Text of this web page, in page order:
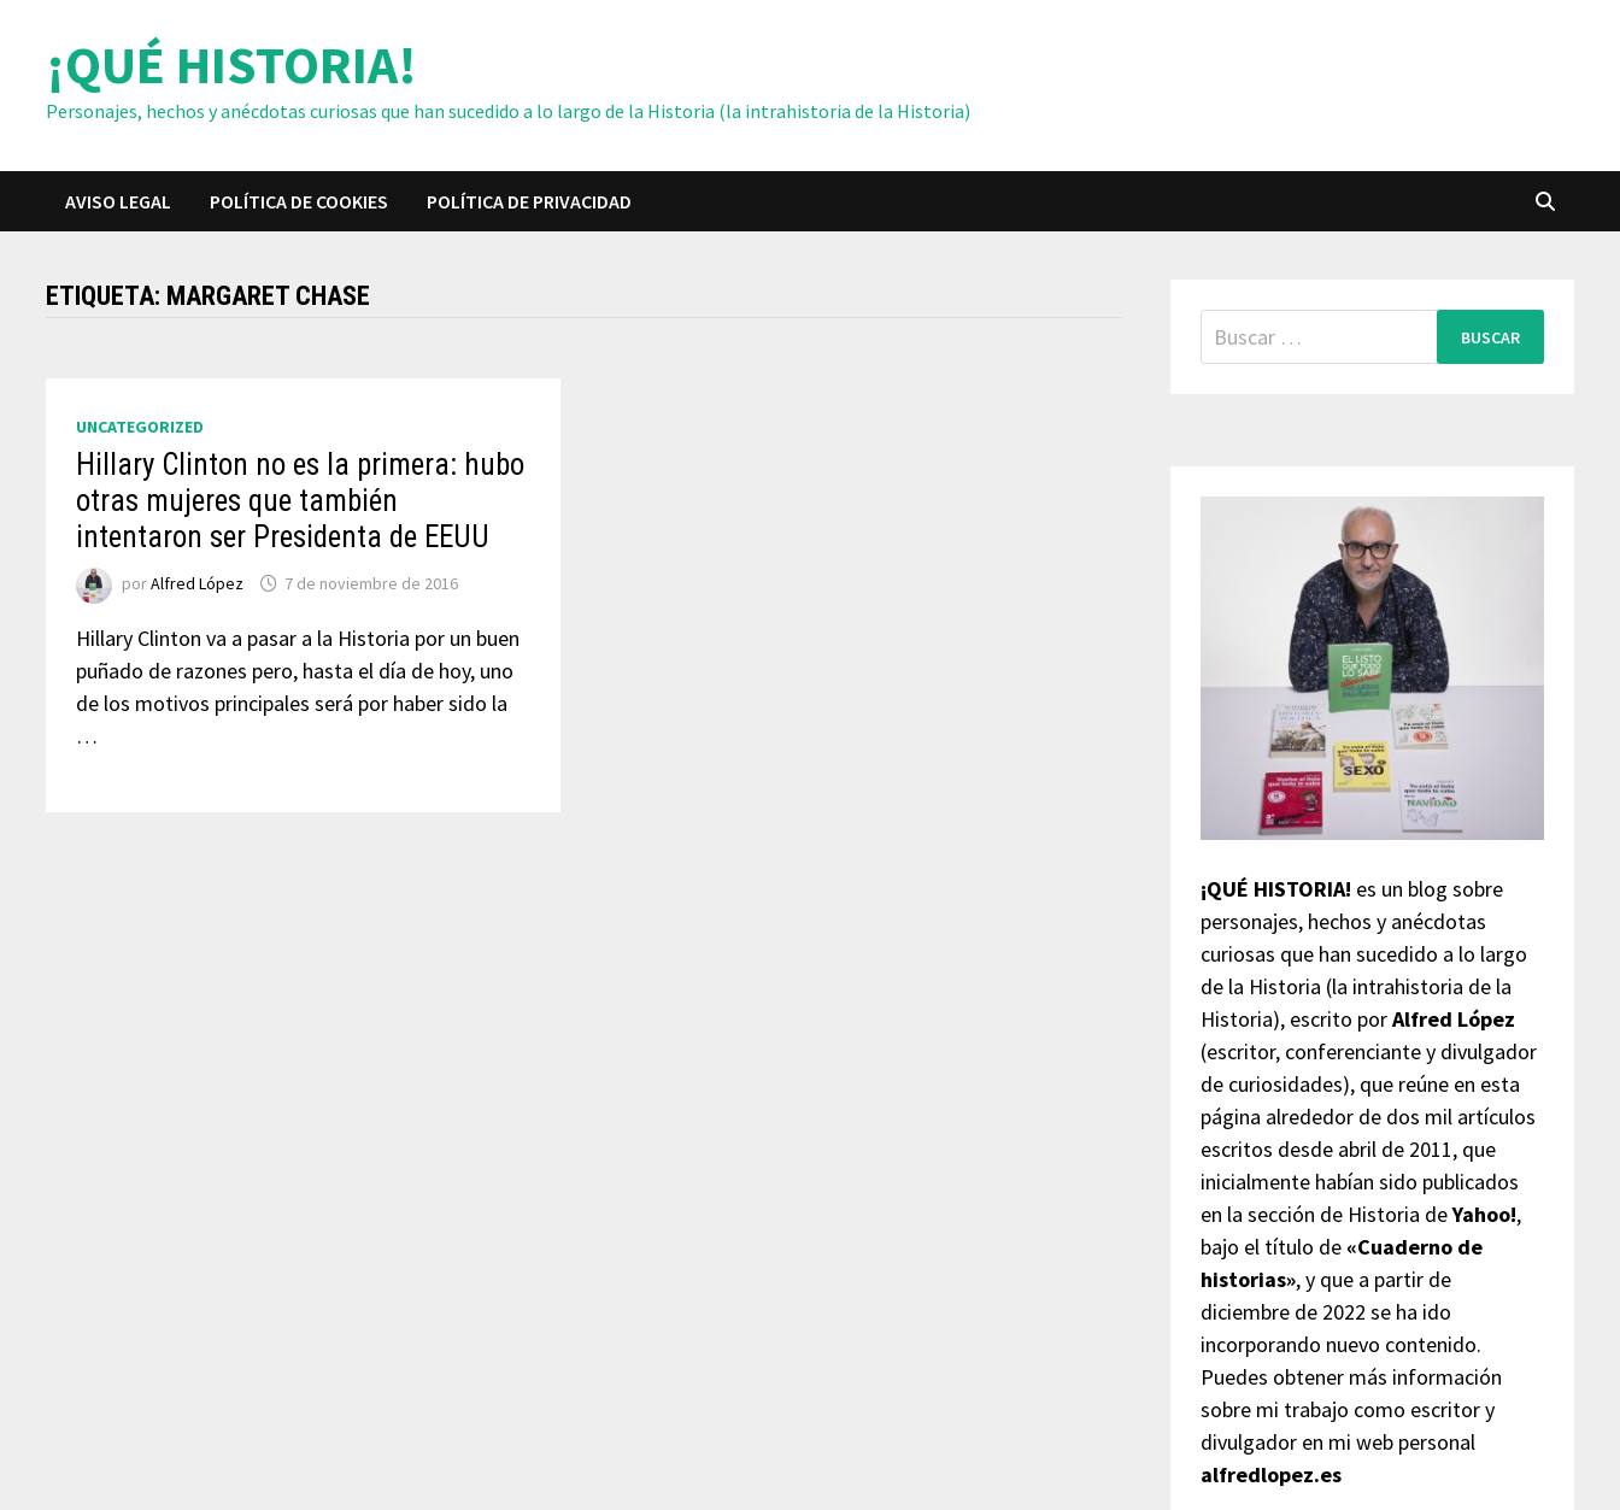
contenido¡QUÉ HISTORIA!
Personajes, hechos y anécdotas curiosas que han sucedido a lo largo de la Historia (la intrahistoria de la Historia)
AVISO LEGAL POLÍTICA DE COOKIES POLÍTICA DE PRIVACIDAD
ETIQUETA: MARGARET CHASE
UNCATEGORIZED
Hillary Clinton no es la primera: hubo
otras mujeres que también
intentaron ser Presidenta de EEUU
porAlfred López 7 de noviembre de 2016
Hillary Clinton va a pasar a la Historia por un buen
puñado de razones pero, hasta el día de hoy, uno
de los motivos principales será por haber sido la
…
Buscar:
¡QUÉ HISTORIA! es un blog sobre
personajes, hechos y anécdotas
curiosas que han sucedido a lo largo
de la Historia (la intrahistoria de la
Historia), escrito porAlfred López
(escritor, conferenciante y divulgador
de curiosidades), que reúne en esta
página alrededor de dos mil artículos
escritos desde abril de 2011, que
inicialmente habían sido publicados
en la sección de Historia deYahoo!,
bajo el título de «Cuaderno de
historias», y que a partir de
diciembre de 2022 se ha ido
incorporando nuevo contenido.
Puedes obtener más información
sobre mi trabajo como escritor y
divulgador en mi web personal
alfredlopez.es